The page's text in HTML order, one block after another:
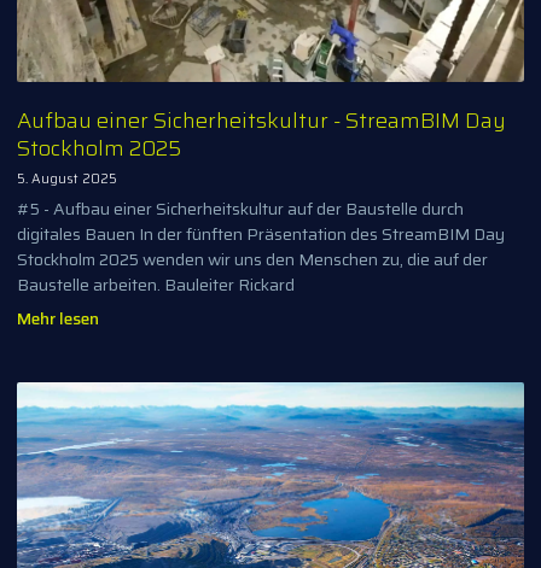
Aufbau einer Sicherheitskultur - StreamBIM Day
Stockholm 2025
5. August 2025
#5 - Aufbau einer Sicherheitskultur auf der Baustelle durch
digitales Bauen In der fünften Präsentation des StreamBIM Day
Stockholm 2025 wenden wir uns den Menschen zu, die auf der
Baustelle arbeiten. Bauleiter Rickard
Mehr lesen